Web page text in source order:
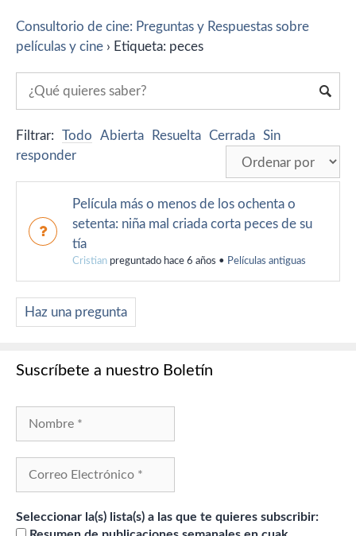
Consultorio de cine: Preguntas y Respuestas sobre
películas y cine › Etiqueta: peces
Filtrar: Todo Abierta Resuelta Cerrada Sin
responder
Película más o menos de los ochenta o
setenta: niña mal criada corta peces de su
tía
Cristian preguntado hace 6 años • Películas antiguas
Haz una pregunta
Suscríbete a nuestro Boletín
Seleccionar la(s) lista(s) a las que te quieres subscribir: